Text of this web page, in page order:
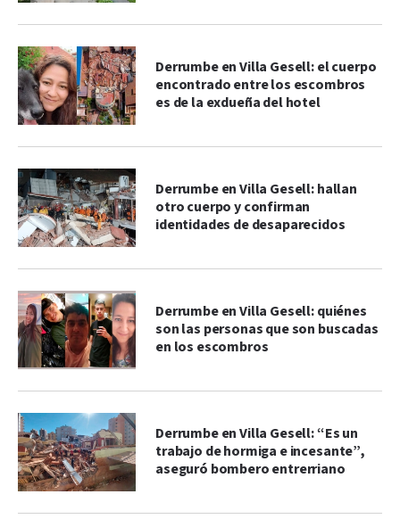
Derrumbe en Villa Gesell: el cuerpo
encontrado entre los escombros
es de la exdueña del hotel
Derrumbe en Villa Gesell: hallan
otro cuerpo y confirman
identidades de desaparecidos
Derrumbe en Villa Gesell: quiénes
son las personas que son buscadas
en los escombros
Derrumbe en Villa Gesell: “Es un
trabajo de hormiga e incesante”,
aseguró bombero entrerriano